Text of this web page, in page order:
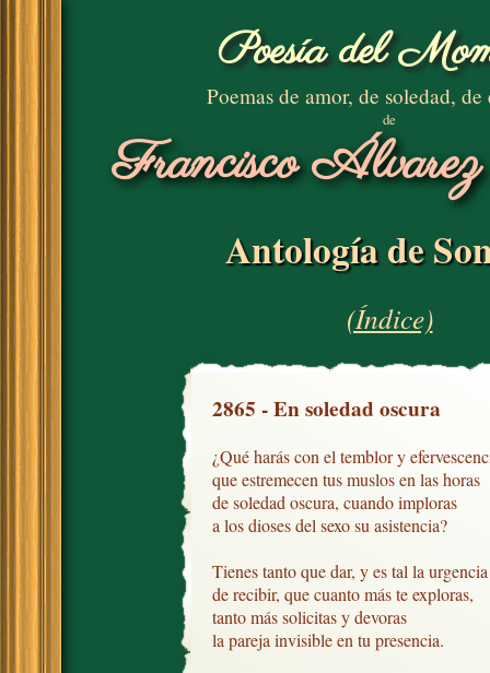
Poesía del
Poemas de amor, de soledad, de
de
Francisco
Antología de
(Índice)
2865 - En soledad oscura
¿Qué harás con el temblor y
que estremecen tus muslos en las horas
de soledad oscura, cuando imploras
a los dioses del sexo su asistencia?
Tienes tanto que dar, y es tal la urgencia
de recibir, que cuanto más te exploras,
tanto más solicitas y devoras
la pareja invisible en tu presencia.